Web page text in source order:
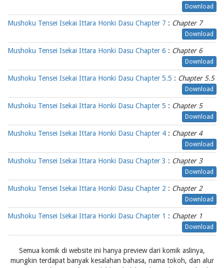
Download
Mushoku Tensei Isekai Ittara Honki Dasu Chapter 7 : Chapter 7
Download
Mushoku Tensei Isekai Ittara Honki Dasu Chapter 6 : Chapter 6
Download
Mushoku Tensei Isekai Ittara Honki Dasu Chapter 5.5 : Chapter 5.5
Download
Mushoku Tensei Isekai Ittara Honki Dasu Chapter 5 : Chapter 5
Download
Mushoku Tensei Isekai Ittara Honki Dasu Chapter 4 : Chapter 4
Download
Mushoku Tensei Isekai Ittara Honki Dasu Chapter 3 : Chapter 3
Download
Mushoku Tensei Isekai Ittara Honki Dasu Chapter 2 : Chapter 2
Download
Mushoku Tensei Isekai Ittara Honki Dasu Chapter 1 : Chapter 1
Download
Semua komik di website ini hanya preview dari komik aslinya,
mungkin terdapat banyak kesalahan bahasa, nama tokoh, dan alur